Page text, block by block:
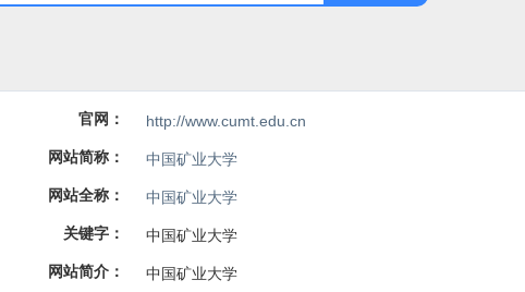
官网： http://www.cumt.edu.cn
网站简称： 中国矿业大学
网站全称： 中国矿业大学
关键字： 中国矿业大学
网站简介： 中国矿业大学